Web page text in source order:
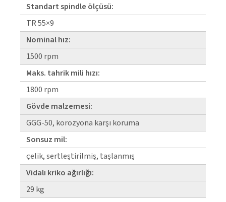
Standart spindle ölçüsü:
TR 55×9
Nominal hız:
1500 rpm
Maks. tahrik mili hızı:
1800 rpm
Gövde malzemesi:
GGG-50, korozyona karşı koruma
Sonsuz mil:
çelik, sertleştirilmiş, taşlanmış
Vidalı kriko ağırlığı:
29 kg